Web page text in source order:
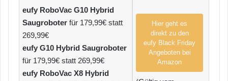
eufy RoboVac G10 Hybrid
Saugroboter für 179,99€ statt
269,99€
eufy G10 Hybrid Saugroboter
für 179,99€ statt 269,99€
eufy RoboVac X8 Hybrid
Hier geht es
direkt zu den
eufy Black Friday
Angeboten bei
Amazon